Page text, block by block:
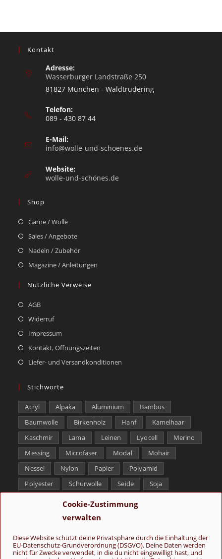
Cookie-Zustimmung
verwalten
Diese Website schützt deine Privatsphäre durch die Einhaltung der
EU-Datenschutz-Grundverordnung (DSGVO). Deine Daten werden
nicht für Zwecke verwendet, in die du nicht eingewilligt hast, und
Kontakt
Adresse:
Wasserburger Landstraße 250
81827 München - Waldtrudering
Telefon:
089 - 430 87 44
E-Mail:
info@wolle-und-schoenes.de
Website:
wolle-und-schönes.de
Shop
Garne / Wolle
Sales / Angebote
Nadeln / Zubehör
Magazine / Anleitungen
Nützliche Verweise
AGB
Widerruf
Impressum
Kontakt, Öffnungszeiten
Liefer- und Versandkonditionen
Stichworte
Acryl Alpaka Aluminium
Bambus
Baumwolle
Birkenholz Hanf
Kamelhaar
Kaschmir
Lama Leinen Lyocell
Merino
Messing
Microfaser Modal
Mohair
Nessel
Nylon Papier
Polyamid
Polyester
Schurwolle Seide
Soja
Tencel
Yak
Folge uns